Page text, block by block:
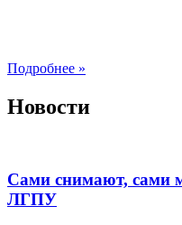
Подробнее »
Новости
Сами снимают, сами
ЛГПУ​